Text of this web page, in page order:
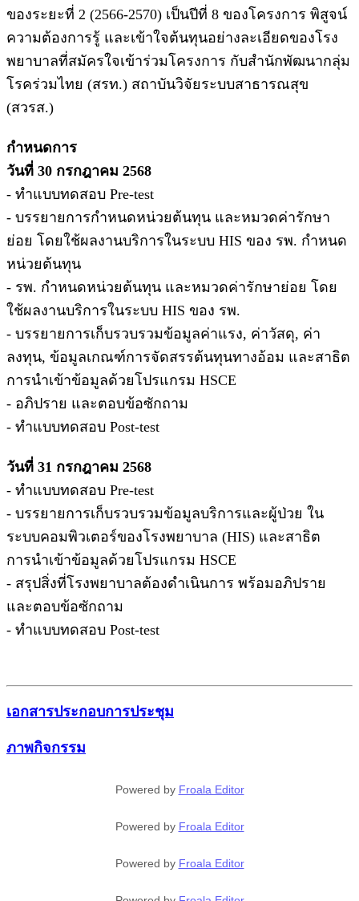
ของระยะที่ 2 (2566-2570) เป็นปีที่ 8 ของโครงการ พิสูจน์
ความต้องการรู้ และเข้าใจต้นทุนอย่างละเอียดของโรง
พยาบาลที่สมัครใจเข้าร่วมโครงการ กับสำนักพัฒนากลุ่ม
โรคร่วมไทย (สรท.) สถาบันวิจัยระบบสาธารณสุข
(สวรส.)
กำหนดการ
วันที่ 30 กรกฎาคม 2568
- ทำแบบทดสอบ Pre-test
- บรรยายการกำหนดหน่วยต้นทุน และหมวดค่ารักษา
ย่อย โดยใช้ผลงานบริการในระบบ HIS ของ รพ. กำหนด
หน่วยต้นทุน
- รพ. กำหนดหน่วยต้นทุน และหมวดค่ารักษาย่อย โดย
ใช้ผลงานบริการในระบบ HIS ของ รพ.
- บรรยายการเก็บรวบรวมข้อมูลค่าแรง, ค่าวัสดุ, ค่า
ลงทุน, ข้อมูลเกณฑ์การจัดสรรต้นทุนทางอ้อม และสาธิต
การนำเข้าข้อมูลด้วยโปรแกรม HSCE
- อภิปราย และตอบข้อซักถาม
- ทำแบบทดสอบ Post-test
วันที่ 31 กรกฎาคม 2568
- ทำแบบทดสอบ Pre-test
- บรรยายการเก็บรวบรวมข้อมูลบริการและผู้ป่วย ใน
ระบบคอมพิวเตอร์ของโรงพยาบาล (HIS) และสาธิต
การนำเข้าข้อมูลด้วยโปรแกรม HSCE
- สรุปสิ่งที่โรงพยาบาลต้องดำเนินการ พร้อมอภิปราย
และตอบข้อซักถาม
- ทำแบบทดสอบ Post-test
เอกสารประกอบการประชุม
ภาพกิจกรรม
Powered by Froala Editor
Powered by Froala Editor
Powered by Froala Editor